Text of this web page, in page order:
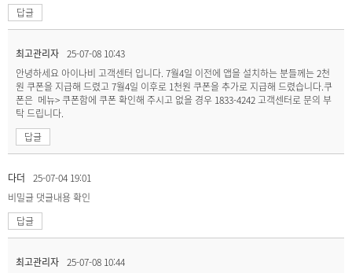
답글
최고관리자 25-07-08 10:43
안녕하세요 아이나비 고객센터 입니다. 7월4일 이전에 앱을 설치하는 분들께는 2천
원 쿠폰을 지급해 드렸고 7월4일 이후로 1천원 쿠폰을 추가로 지급해 드렸습니다.쿠
폰은 메뉴> 쿠폰함에 쿠폰 확인해 주시고 없을 경우 1833-4242 고객센터로 문의 부
탁 드립니다.
답글
다더
25-07-04 19:01
비밀글 댓글내용 확인
답글
최고관리자 25-07-08 10:44